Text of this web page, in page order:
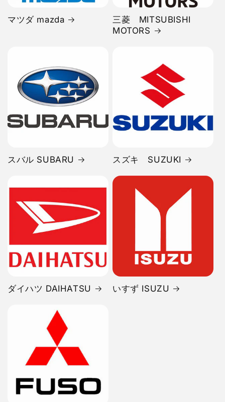
マツダ mazda
三菱 MITSUBISHI
MOTORS
スバル SUBARU スズキ SUZUKI
ダイハツ DAIHATSU いすず ISUZU